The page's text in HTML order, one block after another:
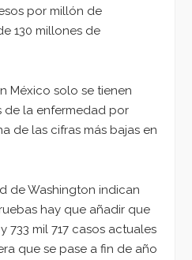
por millón de
130 millones de
México solo se tienen
de la enfermedad por
de las cifras más bajas en
de Washington indican
hay que añadir que
733 mil 717 casos actuales
que se pase a fin de año